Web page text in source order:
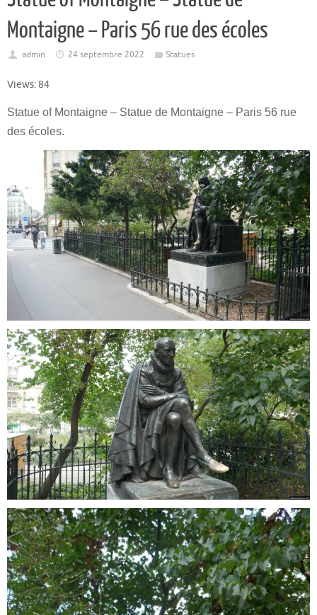
Montaigne – Paris 56 rue des écoles
admin 24 septembre 2022 Statues
Views: 84
Statue of Montaigne – Statue de Montaigne – Paris 56 rue
des écoles.